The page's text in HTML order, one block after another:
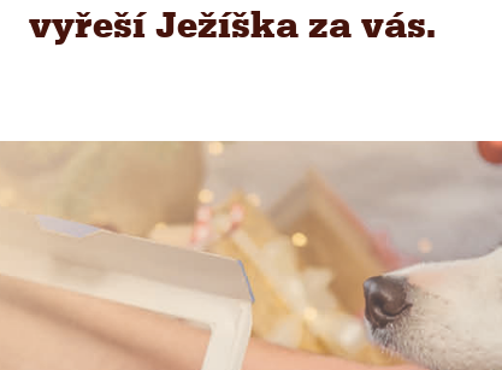
vyřeší Ježíška za vás.